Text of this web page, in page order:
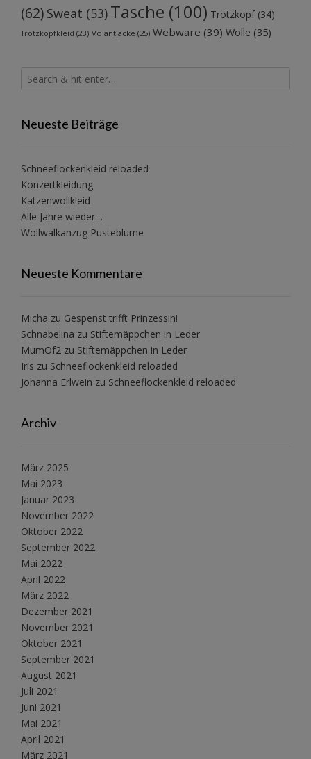
(62) Sweat (53) Tasche (100) Trotzkopf(34)
Trotzkopfkleid (23) Volantjacke (25) Webware (39) Wolle (35)
Neueste Beiträge
Schneeflockenkleid reloaded
Konzertkleidung
Katzenwollkleid
Alle Jahre wieder…
Wollwalkanzug Pusteblume
Neueste Kommentare
Micha zu Gespenst trifft Prinzessin!
Schnabelina zu Stiftemäppchen in Leder
MumOf2 zu Stiftemäppchen in Leder
Iris zu Schneeflockenkleid reloaded
Johanna Erlwein zu Schneeflockenkleid reloaded
Archiv
März 2025
Mai 2023
Januar 2023
November 2022
Oktober 2022
September 2022
Mai 2022
April 2022
März 2022
Dezember 2021
November 2021
Oktober 2021
September 2021
August 2021
Juli 2021
Juni 2021
Mai 2021
April 2021
März 2021